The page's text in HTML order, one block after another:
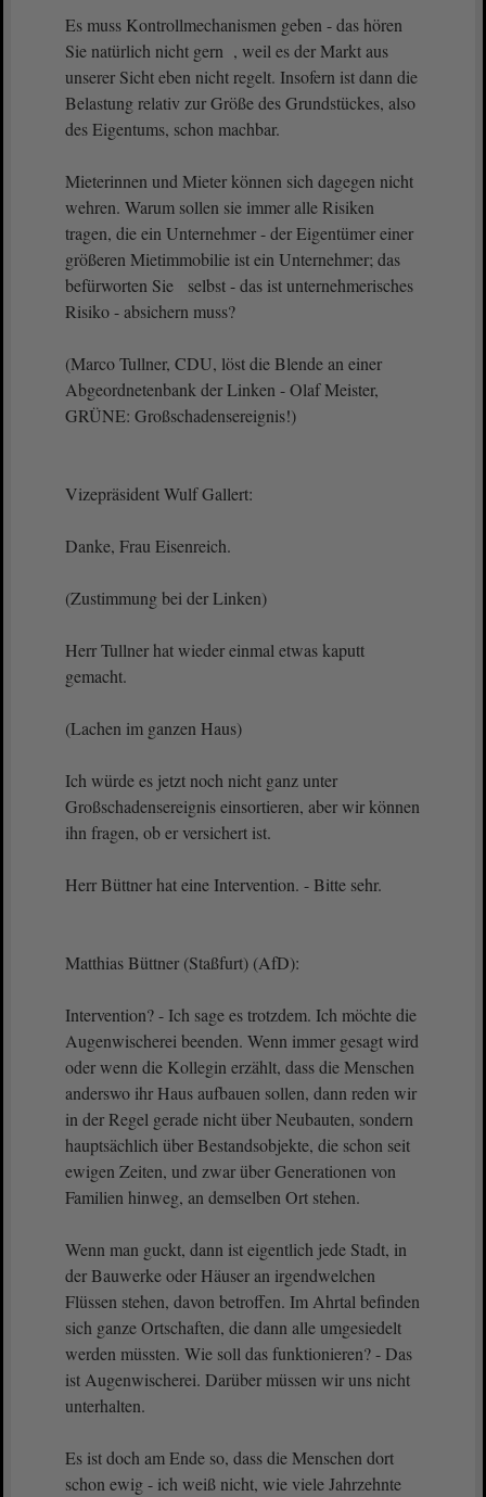
Es muss Kontrollmechanismen geben - das hören
Sie natürlich nicht gern , weil es der Markt aus
unserer Sicht eben nicht regelt. Insofern ist dann die
Belastung relativ zur Größe des Grundstückes, also
des Eigentums, schon machbar.
Mieterinnen und Mieter können sich dagegen nicht
wehren. Warum sollen sie immer alle Risiken
tragen, die ein Unternehmer - der Eigentümer einer
größeren Mietimmobilie ist ein Unternehmer; das
befürworten Sie selbst - das ist unternehmerisches
Risiko - absichern muss?
(Marco Tullner, CDU, löst die Blende an einer
Abgeordnetenbank der Linken - Olaf Meister,
GRÜNE: Großschadensereignis!)
Vizepräsident Wulf Gallert:
Danke, Frau Eisenreich.
(Zustimmung bei der Linken)
Herr Tullner hat wieder einmal etwas kaputt
gemacht.
(Lachen im ganzen Haus)
Ich würde es jetzt noch nicht ganz unter
Großschadensereignis einsortieren, aber wir können
ihn fragen, ob er versichert ist.
Herr Büttner hat eine Intervention. - Bitte sehr.
Matthias Büttner (Staßfurt) (AfD):
Intervention? - Ich sage es trotzdem. Ich möchte die
Augenwischerei beenden. Wenn immer gesagt wird
oder wenn die Kollegin erzählt, dass die Menschen
anderswo ihr Haus aufbauen sollen, dann reden wir
in der Regel gerade nicht über Neubauten, sondern
hauptsächlich über Bestandsobjekte, die schon seit
ewigen Zeiten, und zwar über Generationen von
Familien hinweg, an demselben Ort stehen.
Wenn man guckt, dann ist eigentlich jede Stadt, in
der Bauwerke oder Häuser an irgendwelchen
Flüssen stehen, davon betroffen. Im Ahrtal befinden
sich ganze Ortschaften, die dann alle umgesiedelt
werden müssten. Wie soll das funktionieren? - Das
ist Augenwischerei. Darüber müssen wir uns nicht
unterhalten.
Es ist doch am Ende so, dass die Menschen dort
schon ewig - ich weiß nicht, wie viele Jahrzehnte